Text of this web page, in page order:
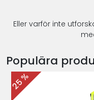
Eller varför inte
Populära
25 %